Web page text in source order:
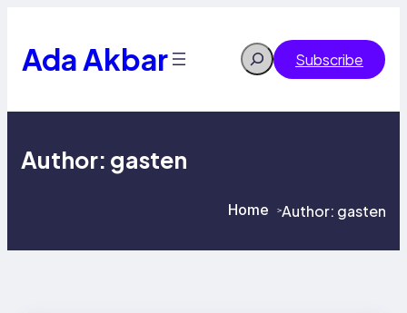
content
Ada Akbar Search Subscribe
Author: gasten
Home >Author: gasten